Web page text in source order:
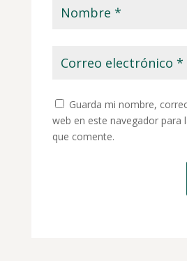
Guarda mi nombre,
web en este navegador para
que comente.